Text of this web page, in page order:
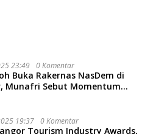
23:49 0 Komentar
Buka Rakernas NasDem di
Munafri Sebut Momentum
19:37 0 Komentar
Tourism Industry Awards,